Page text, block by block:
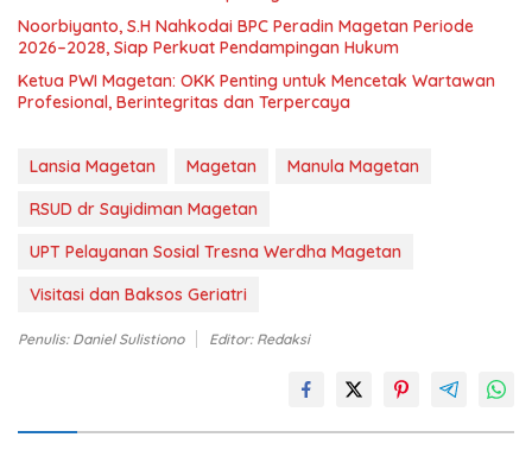
Noorbiyanto, S.H Nahkodai BPC Peradin Magetan Periode
2026–2028, Siap Perkuat Pendampingan Hukum
Ketua PWI Magetan: OKK Penting untuk Mencetak Wartawan
Profesional, Berintegritas dan Terpercaya
Lansia Magetan Magetan
Manula Magetan
RSUD dr Sayidiman Magetan
UPT Pelayanan Sosial Tresna Werdha Magetan
Visitasi dan Baksos Geriatri
Penulis: Daniel Sulistiono Editor: Redaksi